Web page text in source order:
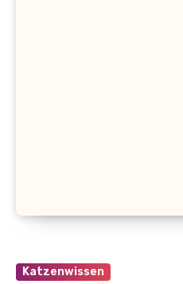
Katzenwissen